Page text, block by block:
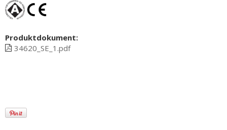
Produktdokument:
34620_SE_1.pdf